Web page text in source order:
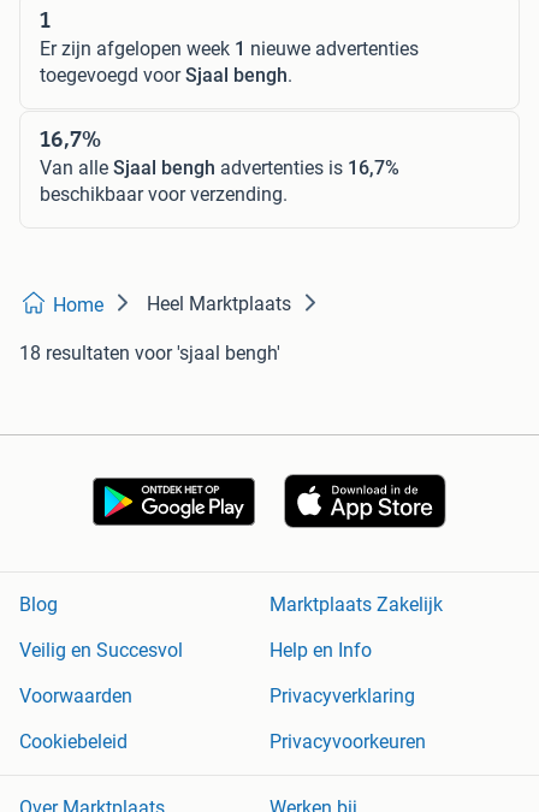
1
Er zijn afgelopen week 1 nieuwe advertenties
toegevoegd voorSjaal bengh.
16,7%
Van alle Sjaal bengh advertenties is 16,7%
beschikbaar voor verzending.
Home Heel Marktplaats
18 resultaten voor 'sjaal bengh'
Blog
Marktplaats Zakelijk
Veilig en Succesvol
Help en Info
Voorwaarden
Privacyverklaring
Cookiebeleid
Privacyvoorkeuren